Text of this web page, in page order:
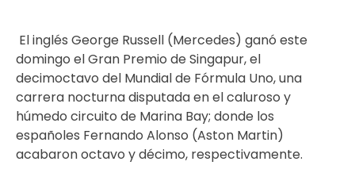
El inglés George Russell (Mercedes) ganó este
domingo el Gran Premio de Singapur, el
decimoctavo del Mundial de Fórmula Uno, una
carrera nocturna disputada en el caluroso y
húmedo circuito de Marina Bay; donde los
españoles Fernando Alonso (Aston Martin)
acabaron octavo y décimo, respectivamente.